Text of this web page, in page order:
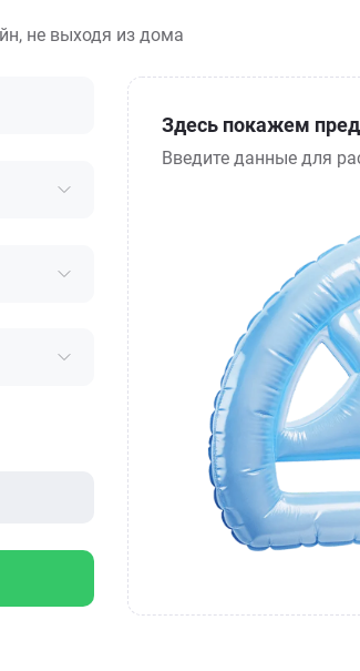
не выходя из дома
Здесь покажем
Введите данные для